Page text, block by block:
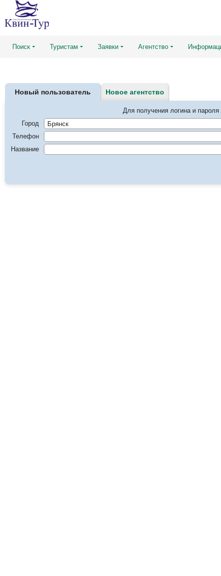
Поиск Туристам Заявки Агентство
Новый пользователь Новое агентство
Для получения логина и
Город
Телефон
Название